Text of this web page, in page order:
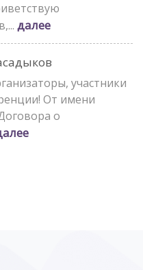
далее
участники
От имени
о